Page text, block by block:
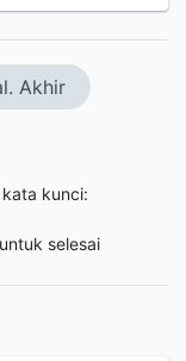
Akhir
kunci:
selesai